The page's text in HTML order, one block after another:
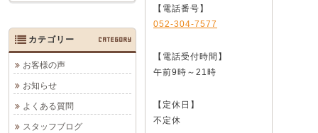
【電話番号】
052-304-7577
【電話受付時間】
午前9時～21時
【定休日】
不定休
カテゴリー CATEGORY
お客様の声
お知らせ
よくある質問
スタッフブログ